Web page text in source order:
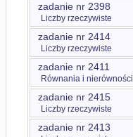
zadanie nr 2398
Liczby rzeczywiste
zadanie nr 2414
Liczby rzeczywiste
zadanie nr 2411
Równania i nierówności
zadanie nr 2415
Liczby rzeczywiste
zadanie nr 2413